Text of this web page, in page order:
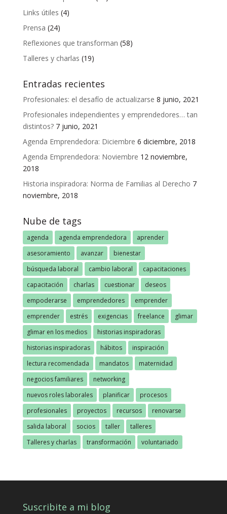
Links útiles (4)
Prensa (24)
Reflexiones que transforman (58)
Talleres y charlas (19)
Entradas recientes
Profesionales: el desafío de actualizarse 8 junio, 2021
Profesionales independientes y emprendedores… tan
distintos? 7 junio, 2021
Agenda Emprendedora: Diciembre 6 diciembre, 2018
Agenda Emprendedora: Noviembre 12 noviembre,
2018
Historia inspiradora: Norma de Familias al Derecho 7
noviembre, 2018
Nube de tags
agenda agenda emprendedora
aprender
asesoramiento
avanzar
bienestar
búsqueda laboral
cambio laboral
capacitaciones
capacitación
charlas cuestionar
deseos
empoderarse
emprendedores
emprender
emprender
estrés exigencias freelance
glimar
glimar en los medios
historias inspiradoras
historias inspiradoras
hábitos
inspiración
lectura recomendada
mandatos
maternidad
negocios familiares
networking
nuevos roles laborales
planificar
procesos
profesionales
proyectos recursos
renovarse
salida laboral
socios taller
talleres
Talleres y charlas
transformación voluntariado
Suscribite a mi blog